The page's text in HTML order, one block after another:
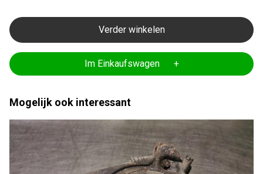
Verder winkelen
Im Einkaufswagen +
Mogelijk ook interessant